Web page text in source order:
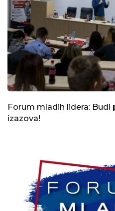
Forum mladih lidera: Budi
izazova!